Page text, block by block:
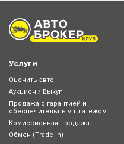
Услуги
Оценить авто
Аукцион / Выкуп
Продажа с гарантией и
обеспечительным платежом
Комиссионная продажа
Обмен (Trade-in)